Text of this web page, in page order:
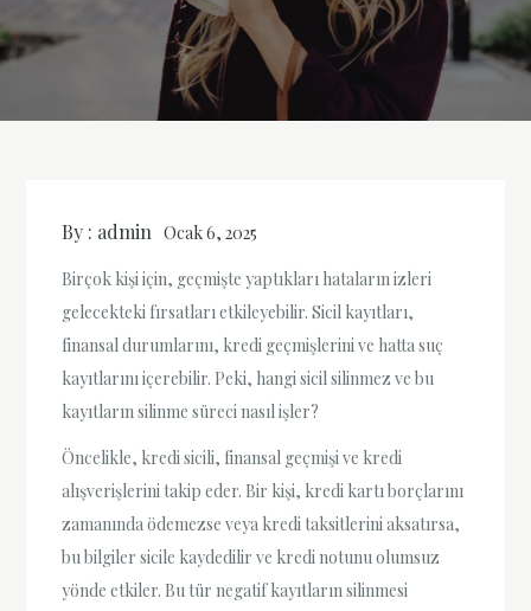
By : admin Ocak 6, 2025
Birçok kişi için, geçmişte yaptıkları hataların izleri
gelecekteki fırsatları etkileyebilir. Sicil kayıtları,
finansal durumlarını, kredi geçmişlerini ve hatta suç
kayıtlarını içerebilir. Peki, hangi sicil silinmez ve bu
kayıtların silinme süreci nasıl işler?
Öncelikle, kredi sicili, finansal geçmişi ve kredi
alışverişlerini takip eder. Bir kişi, kredi kartı borçlarını
zamanında ödemezse veya kredi taksitlerini aksatırsa,
bu bilgiler sicile kaydedilir ve kredi notunu olumsuz
yönde etkiler. Bu tür negatif kayıtların silinmesi